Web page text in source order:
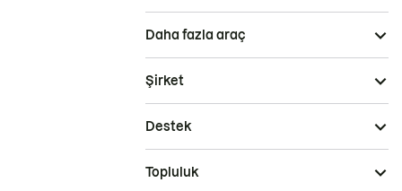
Daha fazla araç
Şirket
Destek
Topluluk